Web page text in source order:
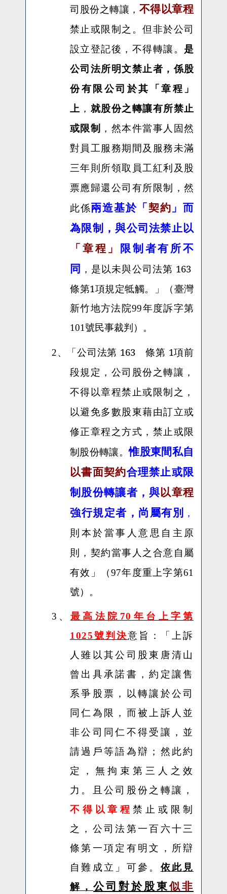
司股份之轉讓， 不得以章程
禁止或限制之。但非於公司
設立登記後，不得轉讓。 是
公司法所明文禁止者，係股
份有限公司於其「章程」
上 ， 就股份之轉讓有所禁止
或限制 ，然本件當事人固然
對員工服務期間及服務未滿
三年則所領取員工紅利及股
票應歸還公司有所限制，然
此係兩造基於「契約 」而
為限制，與公司法禁止以
「章程」 限制者有所不
同 ，是以未與公司法第 163
條第1項規定牴觸。
」（臺灣
新竹地方法院99年度訴字第
101號民事裁判）。
2、 「公司法第 163 條第 1項前
段規定，公司股份之轉讓，
不得以章程禁止或限制之，
以避免多數股東藉由訂立或
修正章程之方式，禁止或限
制股份轉讓。惟股東間私自
以書面契約合理禁止或限
制股份轉讓者，與以章程
強行規定者，尚屬有別 ，
則本於當事人意思自主原
則，契約當事人之合意自屬
有效 」 （97年度重上字第61
號）。
3、 最高法院 70 年台上字第
1025號判決意旨：「
上訴
人雖以其公司股東唐清山
曾出具承諾書，約定讓售
系爭股票，以轉讓於公司
同仁為限，而被上訴人並
非公司同仁不得受讓，並
請過戶等語為辯；然此約
定，無拘束第三人之效
力。且公司股份之轉讓，
不得以章程禁止或限制
之，公司法第一百六十三
條第一項定有明文，所辯
自難成立 」可參。 依此見
解，公司對於股東似非